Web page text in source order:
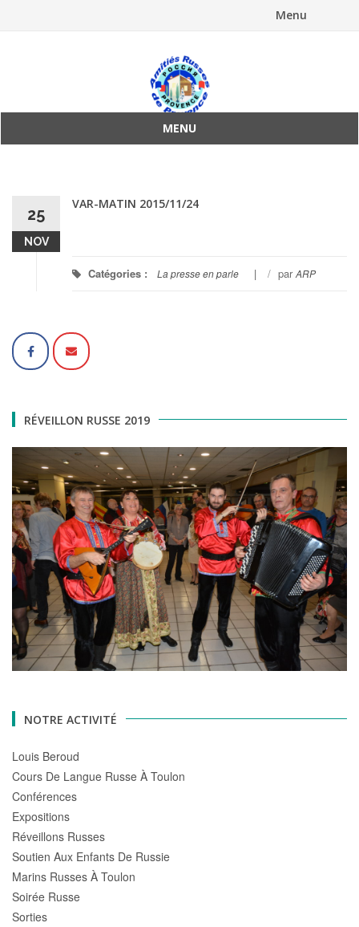
Menu
MENU
25
NOV
VAR-MATIN 2015/11/24
Catégories : La presse en parle / parARP
RÉVEILLON RUSSE 2019
NOTRE ACTIVITÉ
Louis Beroud
Cours De Langue Russe À Toulon
Conférences
Expositions
Réveillons Russes
Soutien Aux Enfants De Russie
Marins Russes À Toulon
Soirée Russe
Sorties